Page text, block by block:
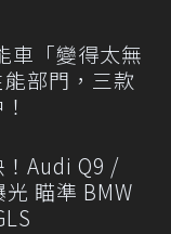
車「變得太無
部門，三款
Audi Q9 /
瞄準 BMW